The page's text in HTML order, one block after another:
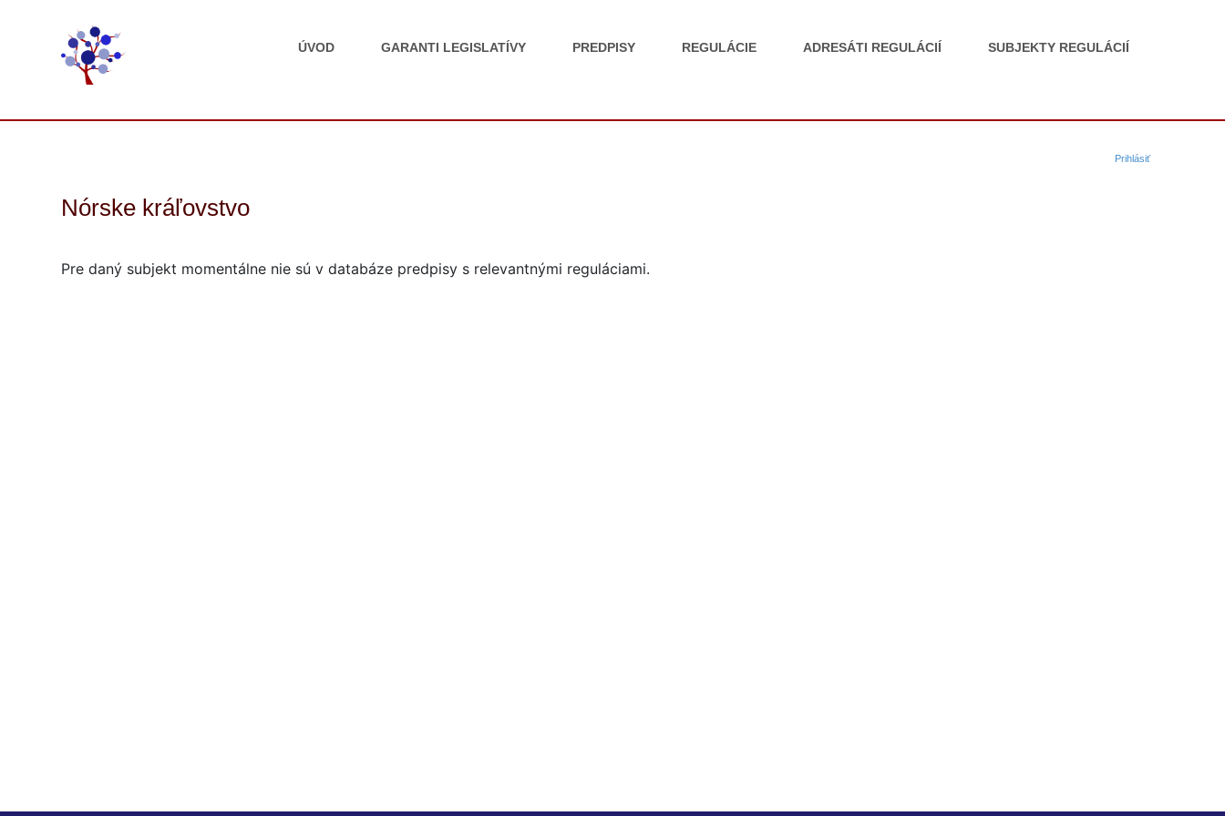
ÚVOD GARANTI LEGISLATÍVY PREDPISY REGULÁCIE ADRESÁTI REGULÁCIÍ SUBJEKTY REGULÁCIÍ
Prihlásiť
Nórske kráľovstvo
Pre daný subjekt momentálne nie sú v databáze predpisy s relevantnými reguláciami.